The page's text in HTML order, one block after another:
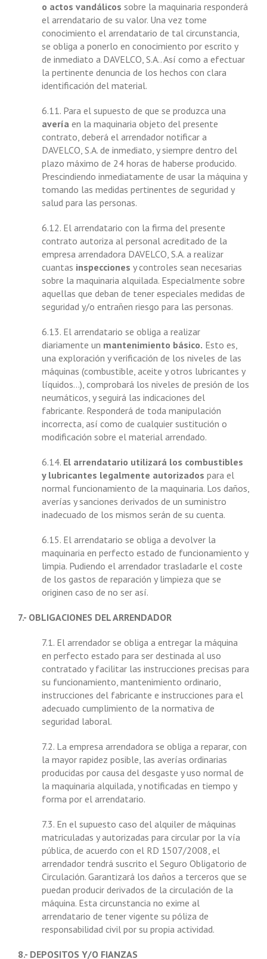
o actos vandálicos sobre la maquinaria responderá
el arrendatario de su valor. Una vez tome
conocimiento el arrendatario de tal circunstancia,
se obliga a ponerlo en conocimiento por escrito y
de inmediato a DAVELCO, S.A.. Así como a efectuar
la pertinente denuncia de los hechos con clara
identificación del material.
6.11. Para el supuesto de que se produzca una
avería en la maquinaria objeto del presente
contrato, deberá el arrendador notificar a
DAVELCO, S.A. de inmediato, y siempre dentro del
plazo máximo de 24 horas de haberse producido.
Prescindiendo inmediatamente de usar la máquina y
tomando las medidas pertinentes de seguridad y
salud para las personas.
6.12. El arrendatario con la firma del presente
contrato autoriza al personal acreditado de la
empresa arrendadora DAVELCO, S.A. a realizar
cuantas inspecciones y controles sean necesarias
sobre la maquinaria alquilada. Especialmente sobre
aquellas que deban de tener especiales medidas de
seguridad y/o entrañen riesgo para las personas.
6.13. El arrendatario se obliga a realizar
diariamente un mantenimiento básico. Esto es,
una exploración y verificación de los niveles de las
máquinas (combustible, aceite y otros lubricantes y
líquidos…), comprobará los niveles de presión de los
neumáticos, y seguirá las indicaciones del
fabricante. Responderá de toda manipulación
incorrecta, así como de cualquier sustitución o
modificación sobre el material arrendado.
6.14. El arrendatario utilizará los combustibles
y lubricantes legalmente autorizados para el
normal funcionamiento de la maquinaria. Los daños,
averías y sanciones derivados de un suministro
inadecuado de los mismos serán de su cuenta.
6.15. El arrendatario se obliga a devolver la
maquinaria en perfecto estado de funcionamiento y
limpia. Pudiendo el arrendador trasladarle el coste
de los gastos de reparación y limpieza que se
originen caso de no ser así.
7.- OBLIGACIONES DEL ARRENDADOR
7.1. El arrendador se obliga a entregar la máquina
en perfecto estado para ser destinada al uso
contratado y facilitar las instrucciones precisas para
su funcionamiento, mantenimiento ordinario,
instrucciones del fabricante e instrucciones para el
adecuado cumplimiento de la normativa de
seguridad laboral.
7.2. La empresa arrendadora se obliga a reparar, con
la mayor rapidez posible, las averías ordinarias
producidas por causa del desgaste y uso normal de
la maquinaria alquilada, y notificadas en tiempo y
forma por el arrendatario.
7.3. En el supuesto caso del alquiler de máquinas
matriculadas y autorizadas para circular por la vía
pública, de acuerdo con el RD 1507/2008, el
arrendador tendrá suscrito el Seguro Obligatorio de
Circulación. Garantizará los daños a terceros que se
puedan producir derivados de la circulación de la
máquina. Esta circunstancia no exime al
arrendatario de tener vigente su póliza de
responsabilidad civil por su propia actividad.
8.- DEPOSITOS Y/O FIANZAS